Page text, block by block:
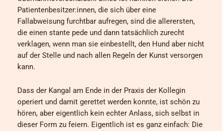
Patientenbesitzer:innen, die sich über eine
Fallabweisung furchtbar aufregen, sind die allerersten,
die einen stante pede und dann tatsächlich zurecht
verklagen, wenn man sie einbestellt, den Hund aber nicht
auf der Stelle und nach allen Regeln der Kunst versorgen
kann.
Dass der Kangal am Ende in der Praxis der Kollegin
operiert und damit gerettet werden konnte, ist schön zu
hören, aber eigentlich kein echter Anlass, sich selbst in
dieser Form zu feiern. Eigentlich ist es ganz einfach: Die